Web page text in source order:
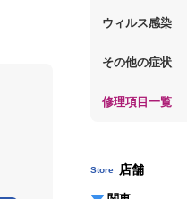
【macbook】
【macbook】起
【macbook】
ウィルス感染
【macbook】特
【macbook】
その他の症状
修理項目一覧
Store 店舗